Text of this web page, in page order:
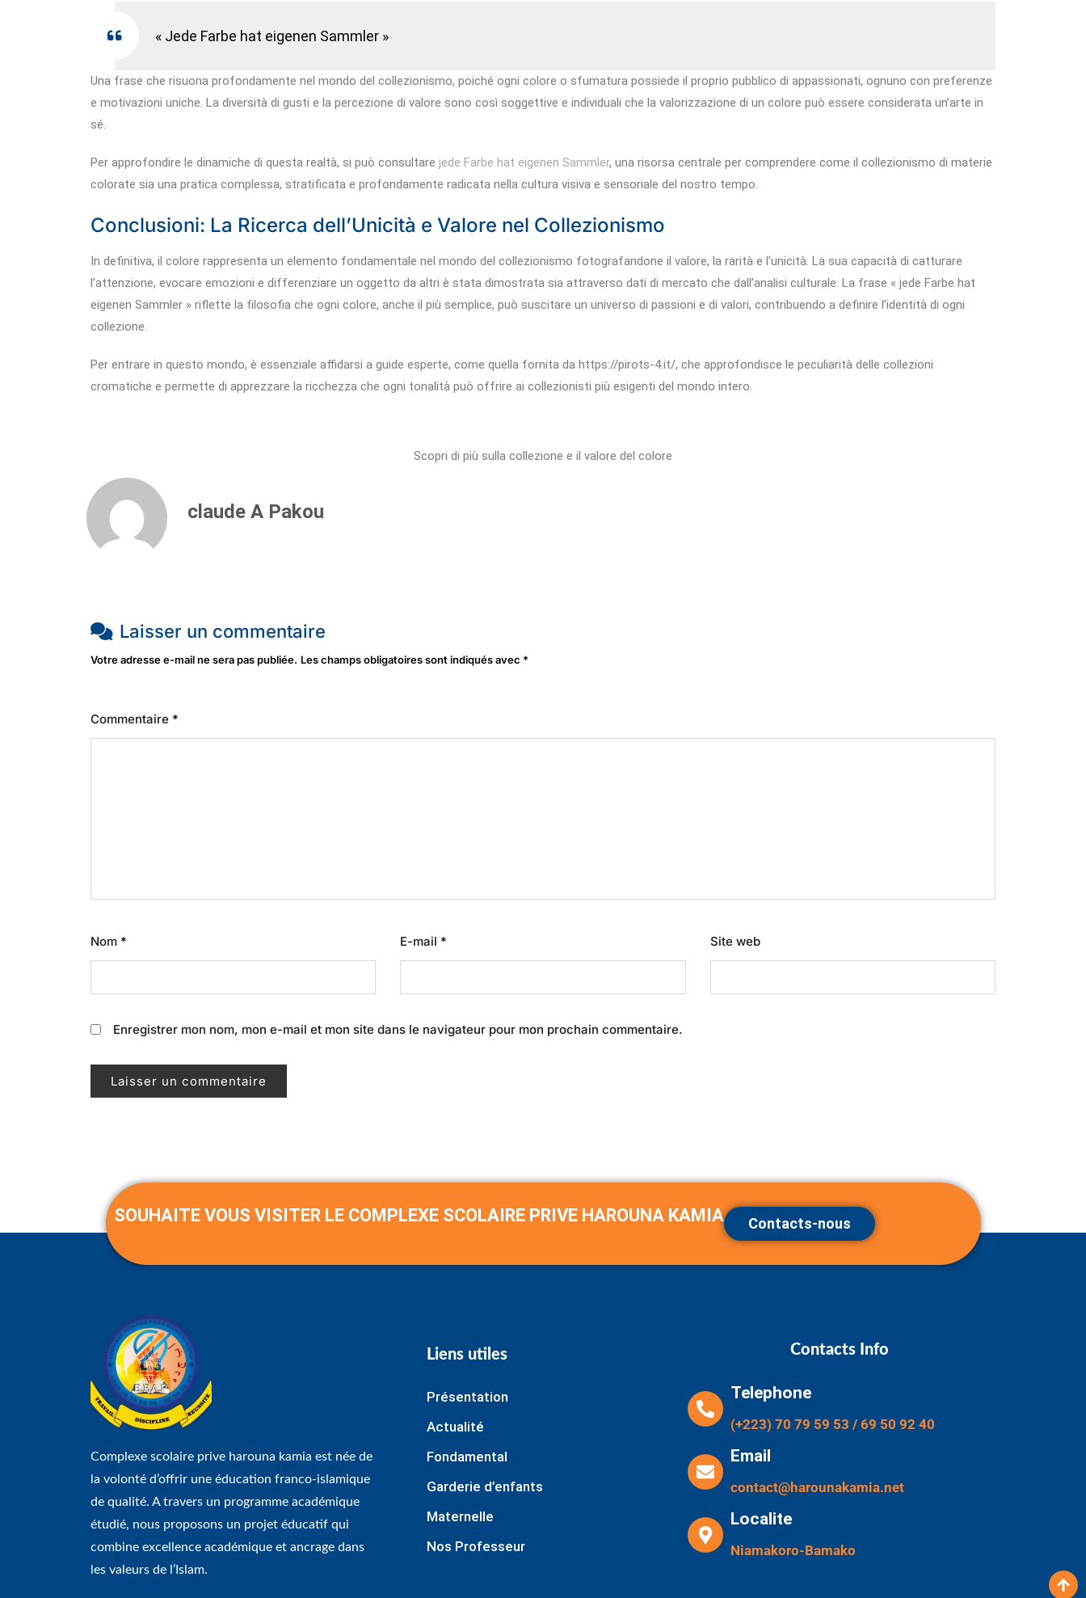
« Jede Farbe hat eigenen Sammler »
Una frase che risuona profondamente nel mondo del collezionismo, poiché ogni colore o sfumatura possiede il proprio pubblico di appassionati, ognuno con preferenze
e motivazioni uniche. La diversità di gusti e la percezione di valore sono così soggettive e individuali che la valorizzazione di un colore può essere considerata un’arte in
sé.
Per approfondire le dinamiche di questa realtà, si può consultare jede Farbe hat eigenen Sammler, una risorsa centrale per comprendere come il collezionismo di materie
colorate sia una pratica complessa, stratificata e profondamente radicata nella cultura visiva e sensoriale del nostro tempo.
Conclusioni: La Ricerca dell’Unicità e Valore nel Collezionismo
In definitiva, il colore rappresenta un elemento fondamentale nel mondo del collezionismo fotografandone il valore, la rarità e l’unicità. La sua capacità di catturare
l’attenzione, evocare emozioni e differenziare un oggetto da altri è stata dimostrata sia attraverso dati di mercato che dall’analisi culturale. La frase « jede Farbe hat
eigenen Sammler » riflette la filosofia che ogni colore, anche il più semplice, può suscitare un universo di passioni e di valori, contribuendo a definire l’identità di ogni
collezione.
Per entrare in questo mondo, è essenziale affidarsi a guide esperte, come quella fornita da https://pirots-4.it/, che approfondisce le peculiarità delle collezioni
cromatiche e permette di apprezzare la ricchezza che ogni tonalità può offrire ai collezionisti più esigenti del mondo intero.
Scopri di più sulla collezione e il valore del colore
claude A Pakou
Laisser un commentaire
Votre adresse e-mail ne sera pas publiée. Les champs obligatoires sont indiqués avec *
Commentaire *
Nom * E-mail * Site web
Enregistrer mon nom, mon e-mail et mon site dans le navigateur pour mon prochain commentaire.
SOUHAITE VOUS VISITER LE COMPLEXE SCOLAIRE PRIVE HAROUNA KAMIA Contacts-nous
Complexe scolaire prive harouna kamia est née de
la volonté d’offrir une éducation franco-islamique
de qualité. A travers un programme académique
étudié, nous proposons un projet éducatif qui
combine excellence académique et ancrage dans
les valeurs de l’Islam.
Liens utiles
Présentation
Actualité
Fondamental
Garderie d’enfants
Maternelle
Nos Professeur
Contacts Info
Telephone
(+223) 70 79 59 53 / 69 50 92 40
Email
contact@harounakamia.net
Localite
Niamakoro-Bamako